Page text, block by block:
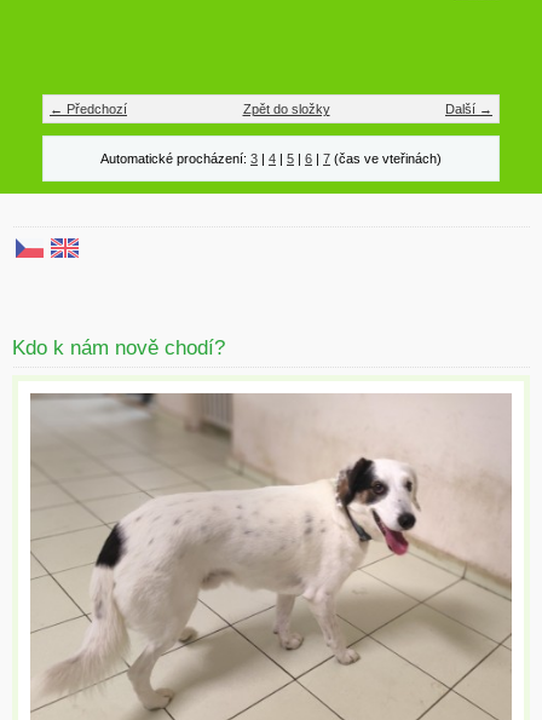
← Předchozí Další →
Zpět do složky
Automatické procházení: 3 | 4 | 5 | 6 | 7 (čas ve vteřinách)
Kdo k nám nově chodí?